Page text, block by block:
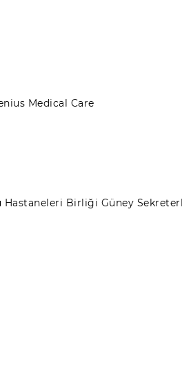
Medical Care
Hastaneleri Birliği Güney